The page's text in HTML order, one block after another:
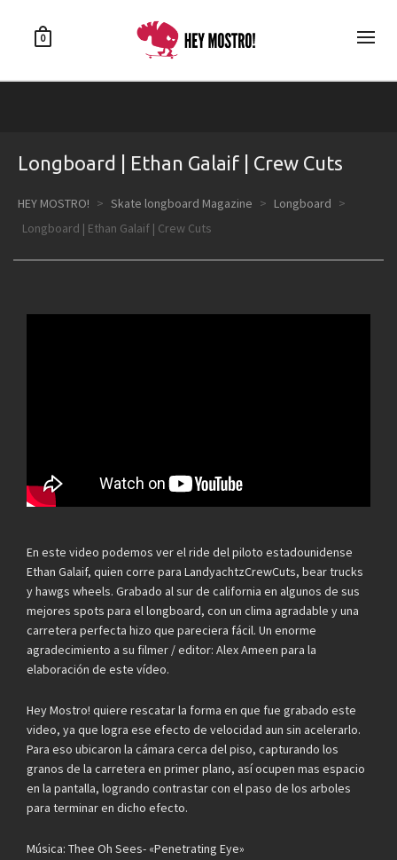
0
Longboard | Ethan Galaif | Crew Cuts
HEY MOSTRO! > Skate longboard Magazine > Longboard >
Longboard | Ethan Galaif | Crew Cuts
En este video podemos ver el ride del piloto estadounidense
Ethan Galaif, quien corre para LandyachtzCrewCuts, bear trucks
y hawgs wheels. Grabado al sur de california en algunos de sus
mejores spots para el longboard, con un clima agradable y una
carretera perfecta hizo que pareciera fácil. Un enorme
agradecimiento a su filmer / editor: Alex Ameen para la
elaboración de este vídeo.
Hey Mostro! quiere rescatar la forma en que fue grabado este
video, ya que logra ese efecto de velocidad aun sin acelerarlo.
Para eso ubicaron la cámara cerca del piso, capturando los
granos de la carretera en primer plano, así ocupen mas espacio
en la pantalla, logrando contrastar con el paso de los arboles
para terminar en dicho efecto.
Música: Thee Oh Sees- «Penetrating Eye»